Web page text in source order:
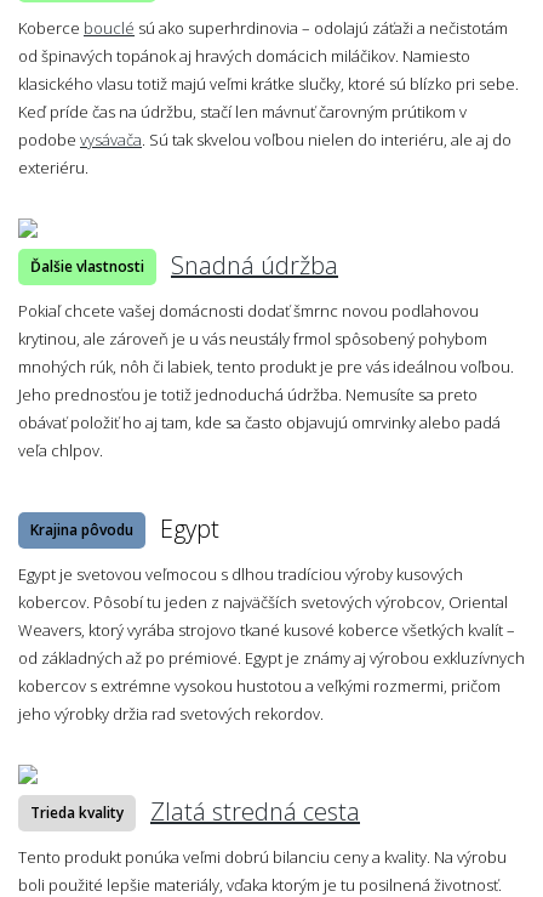
Koberce bouclé sú ako superhrdinovia – odolajú záťaži a nečistotám
od špinavých topánok aj hravých domácich miláčikov. Namiesto
klasického vlasu totiž majú veľmi krátke slučky, ktoré sú blízko pri sebe.
Keď príde čas na údržbu, stačí len mávnuť čarovným prútikom v
podobe vysávača. Sú tak skvelou voľbou nielen do interiéru, ale aj do
exteriéru.
Ďalšie vlastnosti Snadná údržba
Pokiaľ chcete vašej domácnosti dodať šmrnc novou podlahovou
krytinou, ale zároveň je u vás neustály frmol spôsobený pohybom
mnohých rúk, nôh či labiek, tento produkt je pre vás ideálnou voľbou.
Jeho prednosťou je totiž jednoduchá údržba. Nemusíte sa preto
obávať položiť ho aj tam, kde sa často objavujú omrvinky alebo padá
veľa chlpov.
Krajina pôvodu Egypt
Egypt je svetovou veľmocou s dlhou tradíciou výroby kusových
kobercov. Pôsobí tu jeden z najväčších svetových výrobcov, Oriental
Weavers, ktorý vyrába strojovo tkané kusové koberce všetkých kvalít –
od základných až po prémiové. Egypt je známy aj výrobou exkluzívnych
kobercov s extrémne vysokou hustotou a veľkými rozmermi, pričom
jeho výrobky držia rad svetových rekordov.
Trieda kvality Zlatá stredná cesta
Tento produkt ponúka veľmi dobrú bilanciu ceny a kvality. Na výrobu
boli použité lepšie materiály, vďaka ktorým je tu posilnená životnosť.